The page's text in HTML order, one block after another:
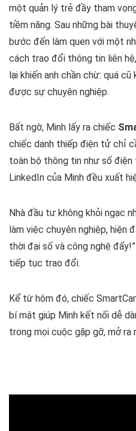
một quản lý trẻ đầy tham
tiềm năng. Sau những bài
bước đến làm quen với một
cách trao đổi thông tin liên
lại khiến anh chần chừ: quá
được sự chuyên nghiệp.
Bất ngờ, Minh lấy ra chiếc
chiếc danh thiếp điện tử chỉ
toàn bộ thông tin như số điện
LinkedIn của Minh đều xuất
Nhà đầu tư không khỏi ngạc
làm việc chuyên nghiệp, hiện
thời đại số và công nghệ
tiếp tục trao đổi.
Kể từ hôm đó, chiếc
bí mật giúp Minh kết nối dễ
trong mọi cuộc gặp gỡ, mở ra